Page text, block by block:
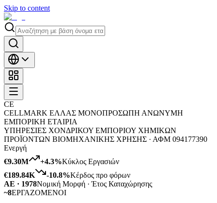
Skip to content
CΕ
CELLMARK ΕΛΛΑΣ ΜΟΝΟΠΡΟΣΩΠΗ ΑΝΩΝΥΜΗ
ΕΜΠΟΡΙΚΗ ΕΤΑΙΡΙΑ
ΥΠΗΡΕΣΙΕΣ ΧΟΝΔΡΙΚΟΥ ΕΜΠΟΡΙΟΥ ΧΗΜΙΚΩΝ
ΠΡΟΪΟΝΤΩΝ ΒΙΟΜΗΧΑΝΙΚΗΣ ΧΡΗΣΗΣ · ΑΦΜ 094177390
Ενεργή
€9.30M
+4.3%Κύκλος Εργασιών
€189.84K
-10.8%Κέρδος προ φόρων
ΑΕ · 1978Νομική Μορφή · Έτος Καταχώρησης
~8ΕΡΓΑΖΟΜΕΝΟΙ